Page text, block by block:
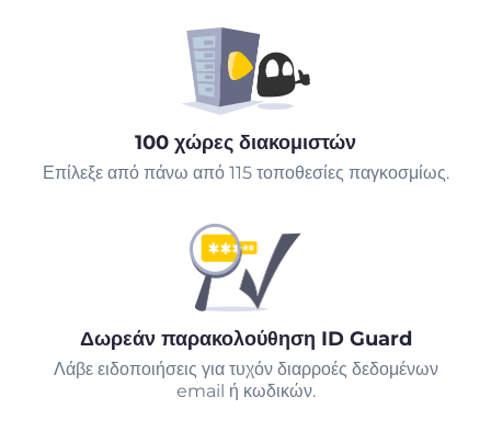
100 χώρες διακομιστών
Επίλεξε από πάνω από 115 τοποθεσίες παγκοσμίως.
Δωρεάν παρακολούθηση ID Guard
Λάβε ειδοποιήσεις για τυχόν διαρροές δεδομένων
email ή κωδικών.